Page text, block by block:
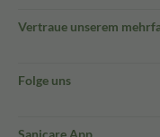
Vertraue unserem
Folge uns
Sanicare App